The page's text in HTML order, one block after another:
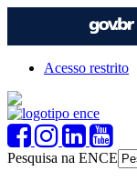
Acesso restrito
Pesquisa na ENCE